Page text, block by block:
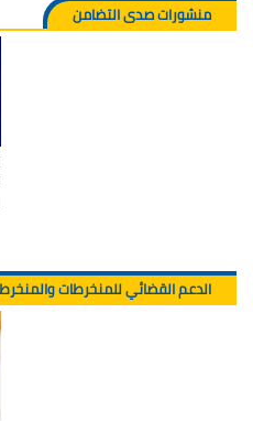
منشورات صدى التضامن
الدعم القضائي للمنخرطات